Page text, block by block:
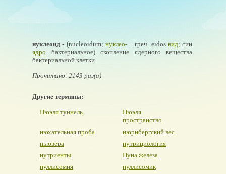
нуклеоид - (nucleoidum; нуклео-+ греч. eidos вид; син.
ядро бактериальное) скопление ядерного вещества.
бактериальной клетки.
Прочитано: 2143 раз(а)
Другие термины:
Нюэля туннель
Нюэля
пространство
нюхательная проба
нюрнбергский вес
ньювера
нутрициология
нутриенты
Нуна железа
нуллисомия
нуллисомик